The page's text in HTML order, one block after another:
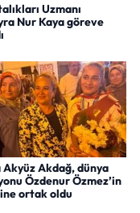
Uzmanı
Nur Kaya göreve
Akyüz Akdağ, dünya
Özdenur Özmez’in
ortak oldu